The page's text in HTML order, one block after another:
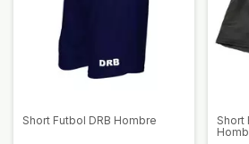
Short Futbol DRB Hombre
Short